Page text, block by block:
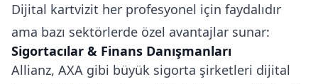
Dijital kartvizit her profesyonel için faydalıdır
ama bazı sektörlerde özel avantajlar sunar:
Sigortacılar & Finans Danışmanları
Allianz, AXA gibi büyük sigorta şirketleri dijital